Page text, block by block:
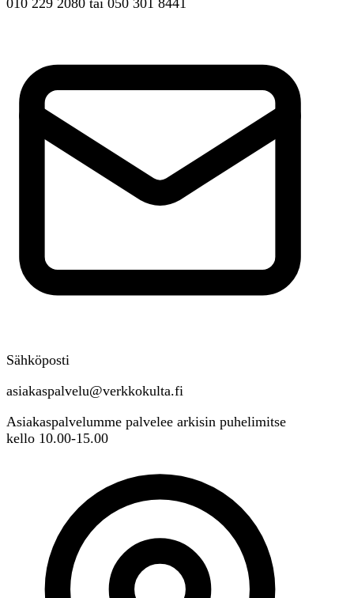
010 229 2080 tai 050 301 8441
Sähköposti
asiakaspalvelu@verkkokulta.fi
Asiakaspalvelumme palvelee arkisin puhelimitse
kello 10.00-15.00